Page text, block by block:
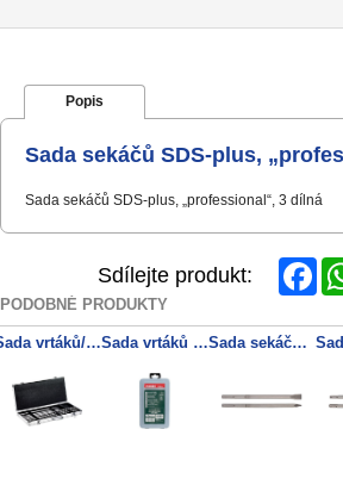
Popis
Sada sekáčů SDS-plus,
Sada sekáčů SDS-plus, „professional“, 3 dílná
Sdílejte produkt:
PODOBNÉ PRODUKTY
Sada vrtáků/sekáčů SDS-max SP, 7dílná Sada vrtáků SDS-plus Classic, 7dílná Ø 5, 6, 8 mm, d = 110 mm / Ø 6, 8, 10, 12 mm d = 160 Sada sekáčů SDS-max, SP, 2dílná